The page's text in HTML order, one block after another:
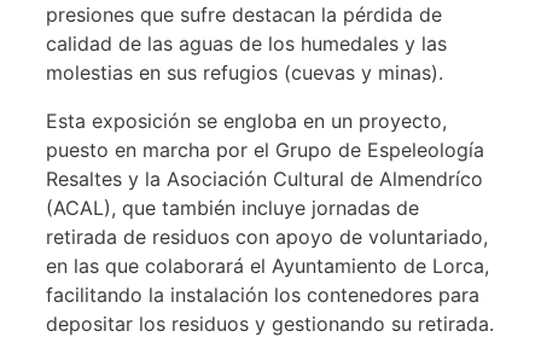
presiones que sufre destacan la pérdida de
calidad de las aguas de los humedales y las
molestias en sus refugios (cuevas y minas).
Esta exposición se engloba en un proyecto,
puesto en marcha por el Grupo de Espeleología
Resaltes y la Asociación Cultural de Almendríco
(ACAL), que también incluye jornadas de
retirada de residuos con apoyo de voluntariado,
en las que colaborará el Ayuntamiento de Lorca,
facilitando la instalación los contenedores para
depositar los residuos y gestionando su retirada.